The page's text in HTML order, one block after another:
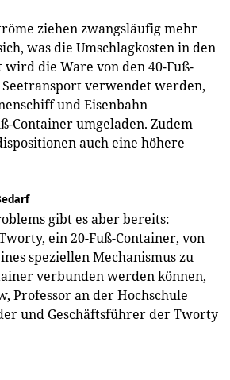
ziehen zwangsläufig mehr
was die Umschlagkosten in den
die Ware von den 40-Fuß-
verwendet werden,
und Eisenbahn
Container umgeladen. Zudem
auch eine höhere
gibt es aber bereits:
ein 20-Fuß-Container, von
speziellen Mechanismus zu
verbunden werden können,
Professor an der Hochschule
und Geschäftsführer der Tworty